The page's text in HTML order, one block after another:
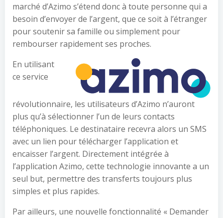
marché d’Azimo s’étend donc à toute personne qui a
besoin d’envoyer de l’argent, que ce soit à l’étranger
pour soutenir sa famille ou simplement pour
rembourser rapidement ses proches.
En utilisant
ce service
révolutionnaire, les utilisateurs d’Azimo n’auront
plus qu’à sélectionner l’un de leurs contacts
téléphoniques. Le destinataire recevra alors un SMS
avec un lien pour télécharger l’application et
encaisser l’argent. Directement intégrée à
l’application Azimo, cette technologie innovante a un
seul but, permettre des transferts toujours plus
simples et plus rapides.
Par ailleurs, une nouvelle fonctionnalité « Demander